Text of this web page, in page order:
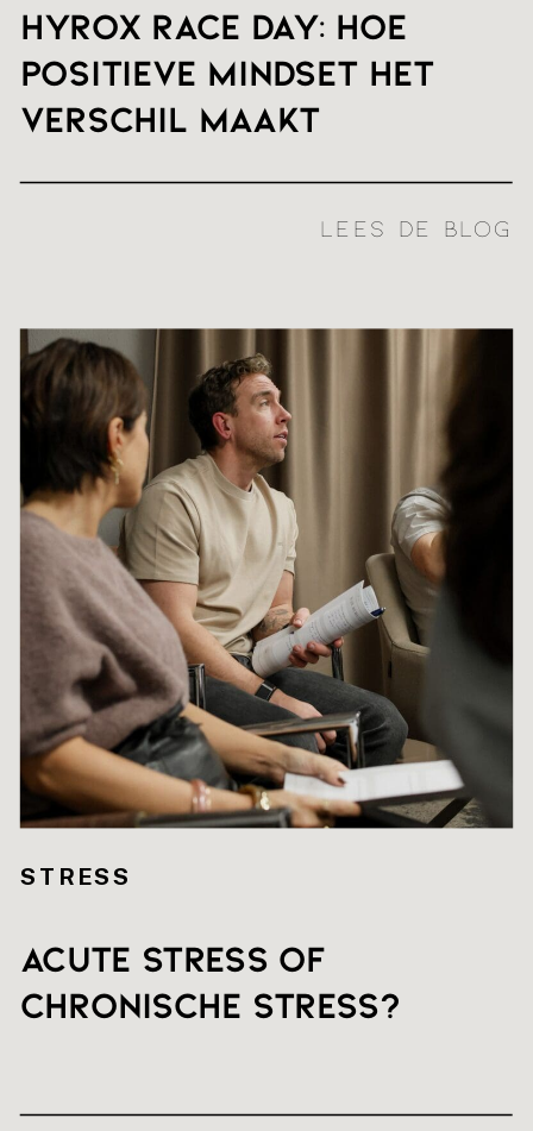
LEES DE BLOG
HYROX RACE DAY: hoe
positieve mindset het
verschil maakt
Acute stress of
chronische stress?
STRESS